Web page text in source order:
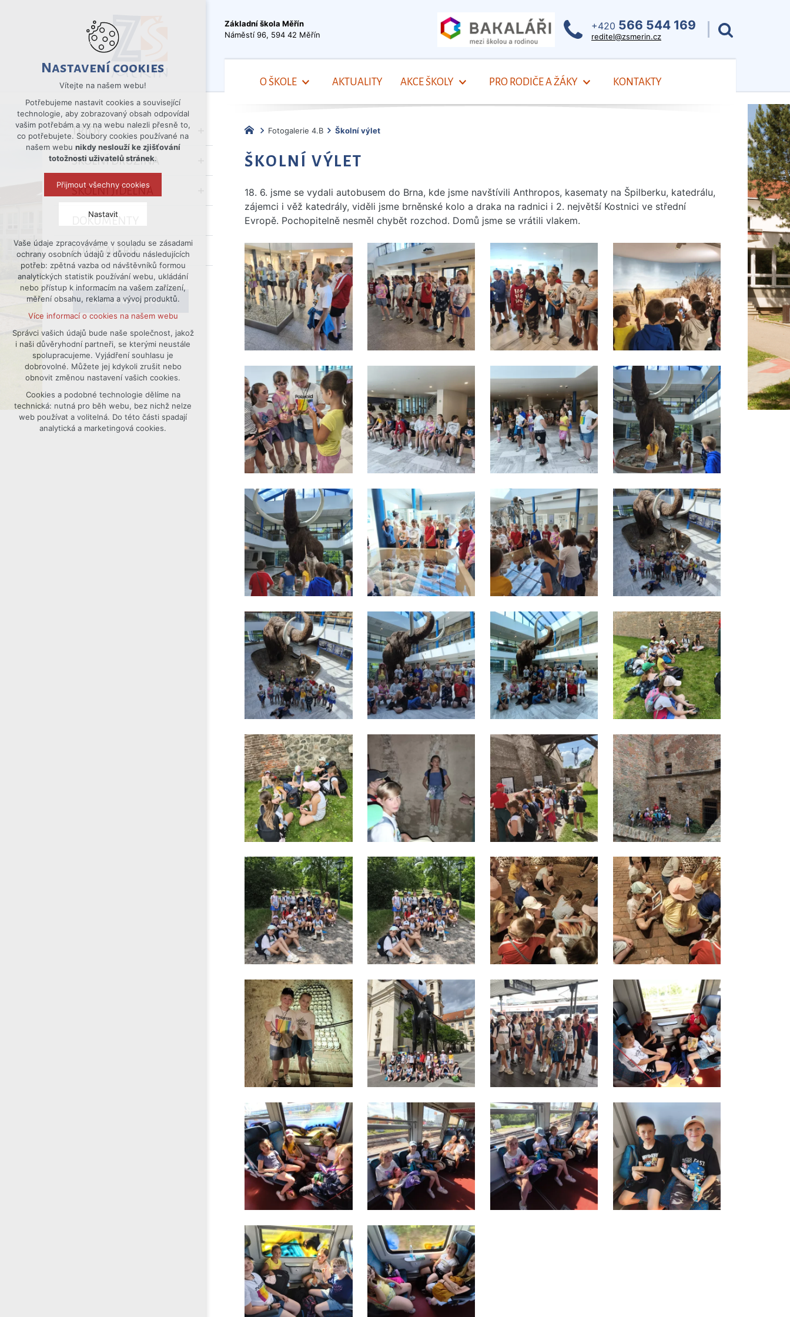
Základní škola Měřín
Náměstí 96, 594 42 Měřín
+420 566 544 169
reditel@zsmerin.cz
O ŠKOLE AKTUALITY AKCE ŠKOLY PRO RODIČE A ŽÁKY KONTAKTY
TŘÍDY
ŠKOLNÍ DRUŽINA
ŠKOLNÍ JÍDELNA
DOKUMENTY
FOTOGALERIE
SCHRÁNKA DŮVĚRY
Fotogalerie 4.B Školní výlet
ŠKOLNÍ VÝLET
18. 6. jsme se vydali autobusem do Brna, kde jsme navštívili Anthropos, kasematy na Špilberku, katedrálu,
zájemci i věž katedrály, viděli jsme brněnské kolo a draka na radnici i 2. největší Kostnici ve střední
Evropě. Pochopitelně nesměl chybět rozchod. Domů jsme se vrátili vlakem.
Nastavení cookies
Vítejte na našem webu!
Potřebujeme nastavit cookies a související
technologie, aby zobrazovaný obsah odpovídal
vašim potřebám a vy na webu nalezli přesně to,
co potřebujete. Soubory cookies používané na
našem webu nikdy neslouží ke zjišťování
totožnosti uživatelů stránek.
Přijmout všechny cookies
Nastavit
Technická cookies
nutná pro provozování webu
udržení kontextu stránek (session):
případná přihlášení, volby jazyka, apod.
Volitelná cookies
analytická pro anonymizované
vyhodnocení návštěvnosti
marketingová cookies (Google)
Více informací o cookies na našem webu
Přijmout všechny cookies
Odmítnout vše
Vaše údaje zpracováváme v souladu se zásadami
ochrany osobních údajů z důvodu následujících
potřeb: zpětná vazba od návštěvníků formou
analytických statistik používání webu, ukládání
nebo přístup k informacím na vašem zařízení,
měření obsahu, reklama a vývoj produktů.
Více informací o cookies na našem webu
Správci vašich údajů bude naše společnost, jakož
i naši důvěryhodní partneři, se kterými neustále
spolupracujeme. Vyjádření souhlasu je
dobrovolné. Můžete jej kdykoli zrušit nebo
obnovit změnou nastavení vašich cookies.
Cookies a podobné technologie dělíme na
technická: nutná pro běh webu, bez nichž nelze
web používat a volitelná. Do této části spadají
analytická a marketingová cookies.